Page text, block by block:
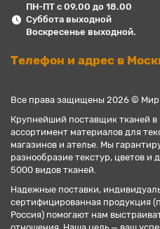
ПН-ПТ с 09.00 до 18.00
Суббота выходной
Воскресенье выходной.
Телефон и адрес в
Все права защищены 2026 © Мир
Крупнейший поставщик тканей
ассортимент материалов для
магазинов и ателье. Мы
разнообразие текстур, цветов и
5000 видов тканей.
Надежные поставки,
сертифицированная продукция
Россия) помогают нам